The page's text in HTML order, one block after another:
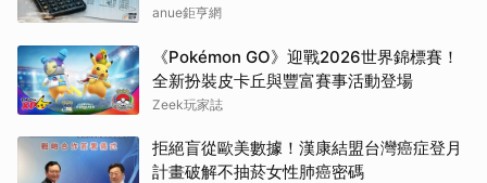
anue鉅亨網
《Pokémon GO》迎戰2026世界錦標賽！
全新扮裝皮卡丘與豐富賽事活動登場
Zeek玩家誌
拒絕盲從歐美數據！漢康結盟台灣癌症登月
計畫破解不抽菸女性肺癌密碼